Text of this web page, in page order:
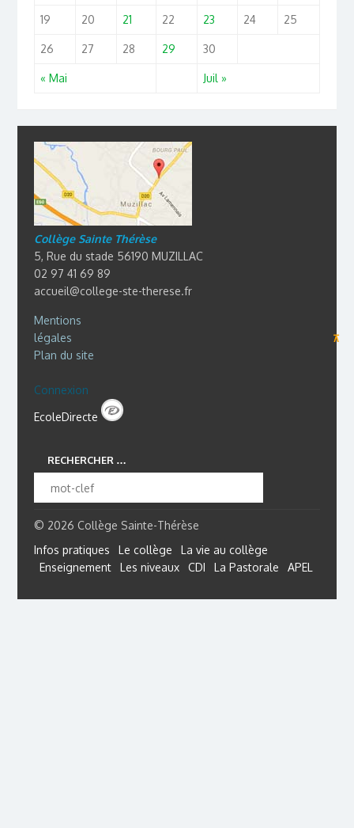
« Mai Juil »
19 20 21 22 23 24 25
26 27 28 29 30
Collège Sainte Thérèse
5, Rue du stade 56190 MUZILLAC
02 97 41 69 89
accueil@college-ste-therese.fr
Mentions
légales
⊼
Plan du site
Connexion
EcoleDirecte
RECHERCHER …
© 2026 Collège Sainte-Thérèse
Infos pratiques
Le collège
La vie au collège
Enseignement
Les niveaux CDI La Pastorale APEL